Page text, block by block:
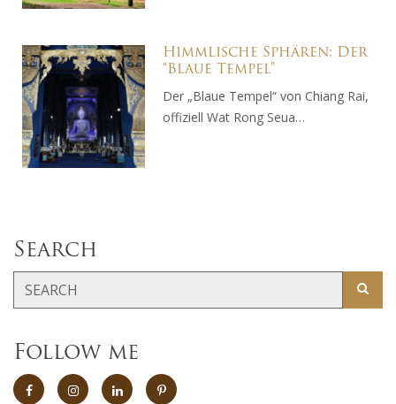
Himmlische Sphären: Der
“Blaue Tempel”
Der „Blaue Tempel“ von Chiang Rai,
offiziell Wat Rong Seua…
Search
Follow me